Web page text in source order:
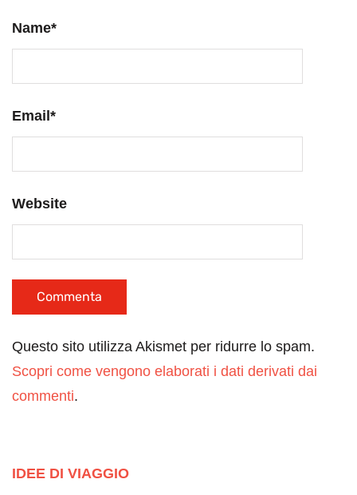
Name*
Email *
Website
Questo sito utilizza Akismet per ridurre lo spam.
Scopri come vengono elaborati i dati derivati dai
commenti.
IDEE DI VIAGGIO